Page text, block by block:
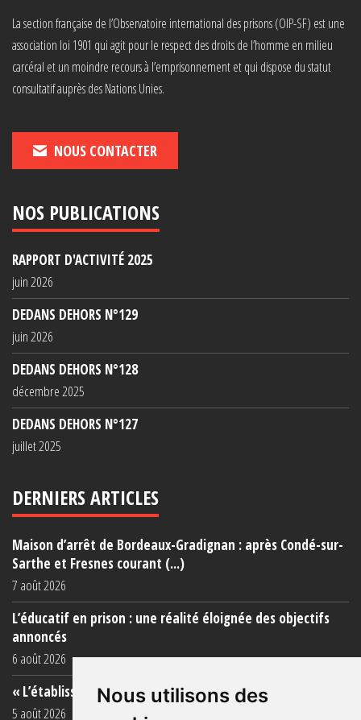
Nous utilisons des
La section française de l’Observatoire international des prisons (OIP-SF) est une
association loi 1901 qui agit pour le respect des droits de l’homme en milieu
carcéral et un moindre recours à l’emprisonnement et qui dispose du statut
consultatif auprès des Nations Unies.
NOUS CONTACTER
NOS PUBLICATIONS
RAPPORT D'ACTIVITÉ 2025
juin 2026
DEDANS DEHORS N°129
juin 2026
DEDANS DEHORS N°128
décembre 2025
DEDANS DEHORS N°127
juillet 2025
DERNIERS ARTICLES
Maison d’arrêt de Bordeaux-Gradignan : après Condé-sur-
Sarthe et Fresnes courant (...)
7 août 2026
L’éducatif en prison : une réalité éloignée des objectifs
annoncés
6 août 2026
« L’établissement est une porcherie totale »
5 août 2026